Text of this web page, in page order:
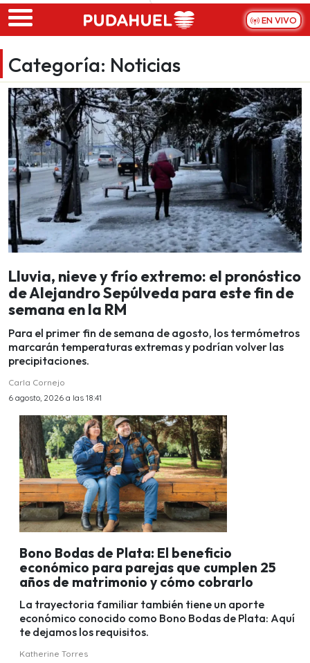
Skip to main content
EN VIVO
Categoría: Noticias
Lluvia, nieve y frío extremo: el pronóstico
de Alejandro Sepúlveda para este fin de
semana en la RM
Para el primer fin de semana de agosto, los termómetros
marcarán temperaturas extremas y podrían volver las
precipitaciones.
Carla Cornejo
6 agosto, 2026 a las 18:41
Bono Bodas de Plata: El beneficio
económico para parejas que cumplen 25
años de matrimonio y cómo cobrarlo
La trayectoria familiar también tiene un aporte
económico conocido como Bono Bodas de Plata: Aquí
te dejamos los requisitos.
Katherine Torres